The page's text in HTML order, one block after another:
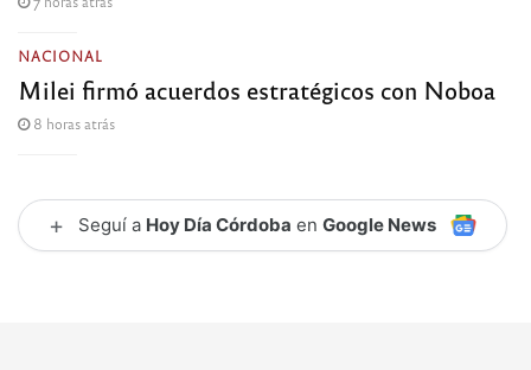
NACIONAL
Milei firmó acuerdos estratégicos con Noboa
8 horas atrás
+ Seguí a Hoy Día Córdoba en Google News